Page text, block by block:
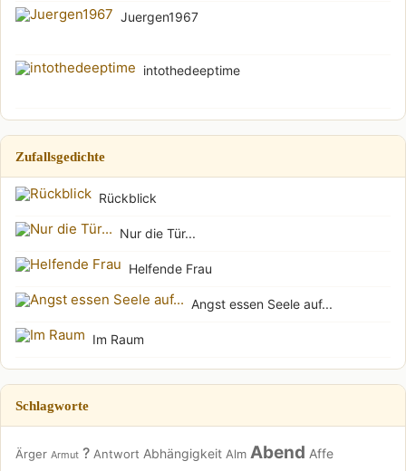
Juergen1967
intothedeeptime
Zufallsgedichte
Rückblick
Nur die Tür...
Helfende Frau
Angst essen Seele auf...
Im Raum
Schlagworte
Ärger Armut ? Antwort Abhängigkeit Alm Abend Affe